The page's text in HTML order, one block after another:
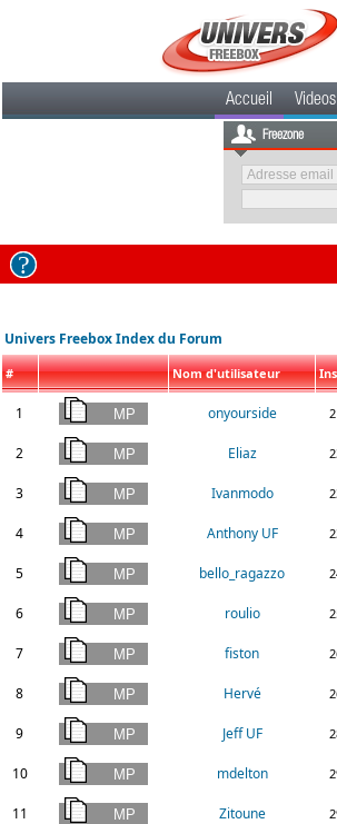
Accueil Videos
Freezone
Univers Freebox Index du Forum
# Nom d'utilisateur
1 onyourside
2 Eliaz
3 Ivanmodo
4 Anthony UF
5 bello_ragazzo
6 roulio
7 fiston
8 Hervé
9 Jeff UF
10 mdelton
11 Zitoune